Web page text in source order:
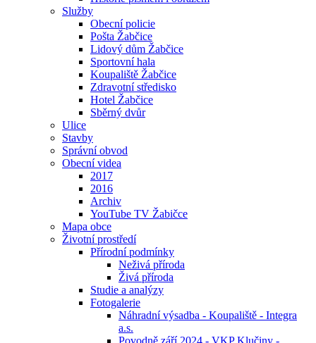
Služby
Obecní policie
Pošta Žabčice
Lidový dům Žabčice
Sportovní hala
Koupaliště Žabčice
Zdravotní středisko
Hotel Žabčice
Sběrný dvůr
Ulice
Stavby
Správní obvod
Obecní videa
2017
2016
Archiv
YouTube TV Žabičce
Mapa obce
Životní prostředí
Přírodní podmínky
Neživá příroda
Živá příroda
Studie a analýzy
Fotogalerie
Náhradní výsadba - Koupaliště - Integra
a.s.
Povodně září 2024 - VKP Klučiny -